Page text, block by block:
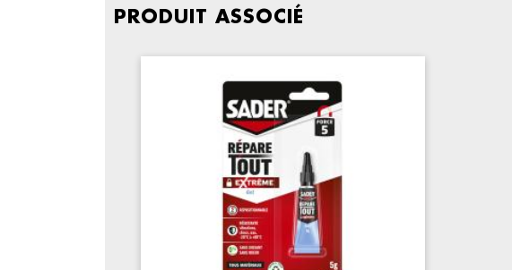
PRODUIT ASSOCIÉ